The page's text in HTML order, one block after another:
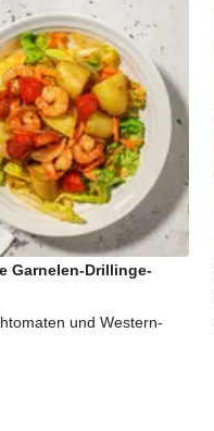
Garnelen-Drillinge-
und Western-